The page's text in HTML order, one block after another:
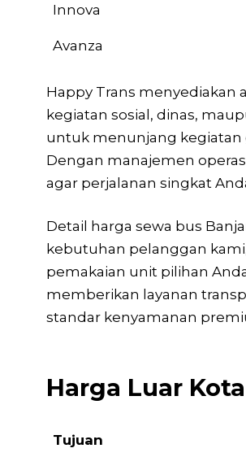
Innova
Avanza
Happy Trans
kegiatan sosial, dinas,
untuk menunjang kegiatan
Dengan manajemen
agar perjalanan singkat
Detail harga sewa bus
kebutuhan pelanggan
pemakaian unit pilihan
memberikan layanan
standar kenyamanan
Harga Luar Kota
Tujuan